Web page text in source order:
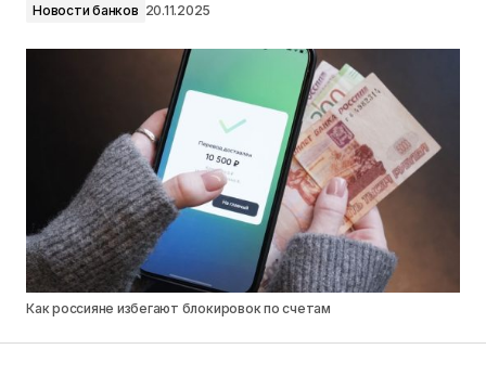
Новости банков 20.11.2025
Как россияне избегают блокировок по счетам